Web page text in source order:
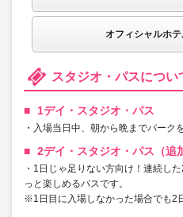
オフィシャルホ
スタジオ・パスについ
1デイ・スタジオ・パス
・入場当日中、朝から晩までパーク
2デイ・スタジオ・パス（追
・1日じゃ足りない方向け！連続し
っと楽しめるパスです。
※1日目に入場しなかった場合でも2